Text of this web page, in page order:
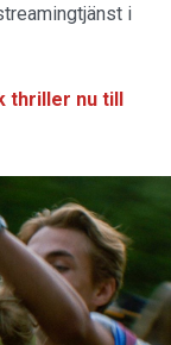
i
thriller nu till